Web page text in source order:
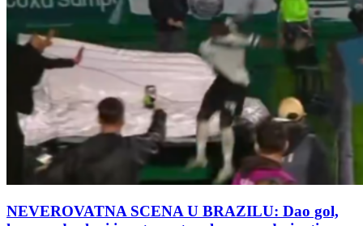
NEVEROVATNA SCENA U BRAZILU: Dao gol,